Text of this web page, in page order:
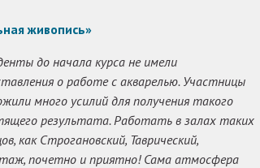
живопись»
до начала курса не имели
о работе с акварелью. Участницы
много усилий для получения такого
результата. Работать в залах таких
как Строгановский, Таврический,
почетно и приятно! Сама атмосфера